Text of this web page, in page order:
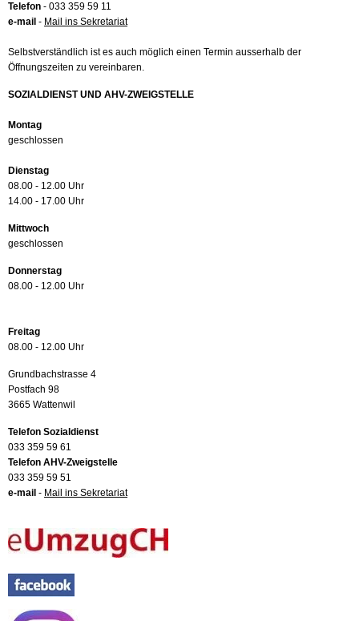
Telefon - 033 359 59 11
e-mail - Mail ins Sekretariat
Selbstverständlich ist es auch möglich einen Termin ausserhalb der
Öffnungszeiten zu vereinbaren.
SOZIALDIENST UND AHV-ZWEIGSTELLE
Montag
geschlossen
Dienstag
08.00 - 12.00 Uhr
14.00 - 17.00 Uhr
Mittwoch
geschlossen
Donnerstag
08.00 - 12.00 Uhr
Freitag
08.00 - 12.00 Uhr
Grundbachstrasse 4
Postfach 98
3665 Wattenwil
Telefon Sozialdienst
033 359 59 61
Telefon AHV-Zweigstelle
033 359 59 51
e-mail - Mail ins Sekretariat